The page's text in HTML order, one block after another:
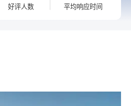
好评人数 平均响应时间